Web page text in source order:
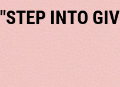
"STEP INTO